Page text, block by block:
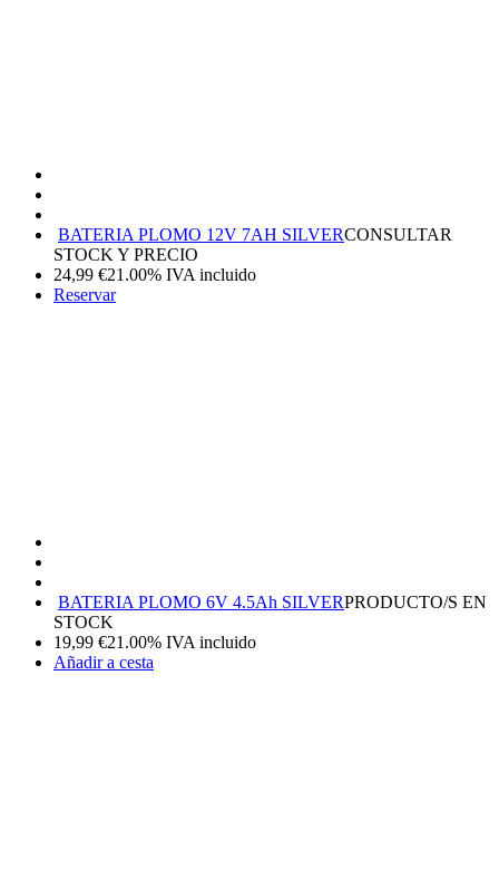
BATERIA PLOMO 12V 7AH SILVERCONSULTAR
STOCK Y PRECIO
24,99 €21.00% IVA incluido
Reservar
BATERIA PLOMO 6V 4.5Ah SILVERPRODUCTO/S EN
STOCK
19,99 €21.00% IVA incluido
Añadir a cesta